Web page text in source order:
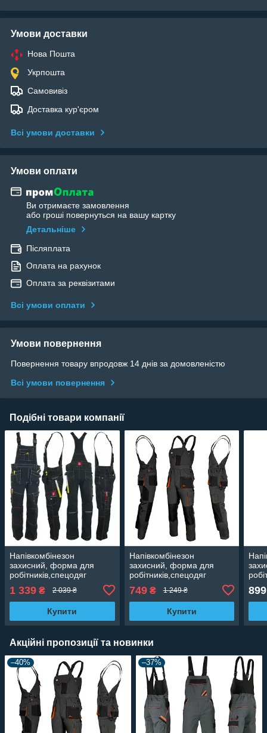
Умови доставки
Нова Пошта
Укрпошта
Самовивіз
Доставка кур'єром
Всі умови доставки
Умови оплати
Ви отримаєте замовлення
або гроші повернуться на вашу картку
Детальніше
Післяплата
Оплата на рахунок
Оплата за реквізитами
Всі умови оплати
Умови повернення
Повернення товару впродовж 14 днів за домовленістю
Всі умови повернення
Подібні товари компанії
Напівкомбінезон
захисний, форма для
робітників,спецодяг
чоловічий, робоча роба,
спецівка ПольшаURGENT
1 339 ₴ 2 039 ₴
Купити
Напівкомбінезон
захисний, форма для
робітників,спецодяг
чоловічий, робоча роба,
спецівка Польша CLASSIC
749₴ 1 249 ₴
Купити
899
Акційні пропозиції та новинки
–40% –37%